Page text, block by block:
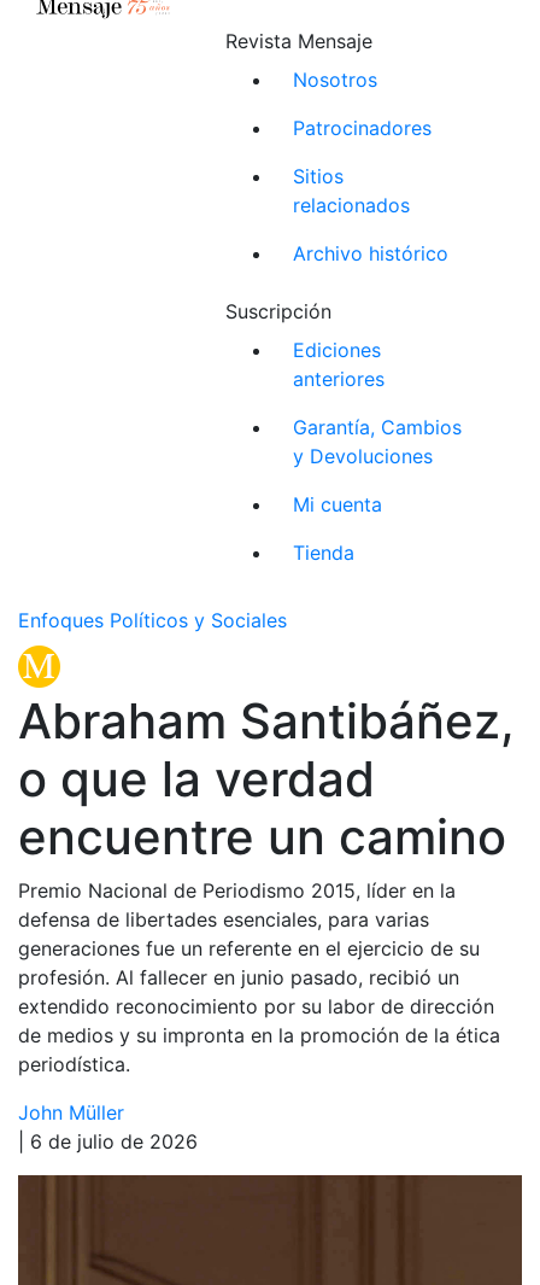
Revista Mensaje
Nosotros
Patrocinadores
Sitios
relacionados
Archivo histórico
Suscripción
Ediciones
anteriores
Garantía, Cambios
y Devoluciones
Mi cuenta
Tienda
Enfoques Políticos y Sociales
Abraham Santibáñez,
o que la verdad
encuentre un camino
Premio Nacional de Periodismo 2015, líder en la
defensa de libertades esenciales, para varias
generaciones fue un referente en el ejercicio de su
profesión. Al fallecer en junio pasado, recibió un
extendido reconocimiento por su labor de dirección
de medios y su impronta en la promoción de la ética
periodística.
John Müller
| 6 de julio de 2026